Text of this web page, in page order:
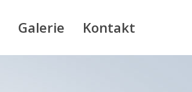
Galerie Kontakt